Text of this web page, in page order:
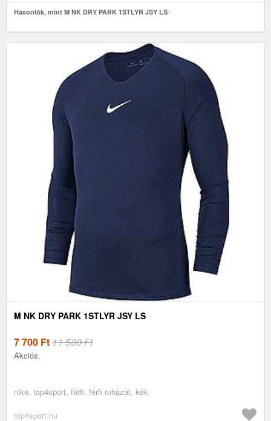
Hasonlók, mint M NK DRY PARK 1STLYR JSY LS
M NK DRY PARK 1STLYR JSY LS
7 700 Ft11 500 Ft
Akciós.
nike, top4sport, férfi, férfi ruházat, kék
top4sport.hu